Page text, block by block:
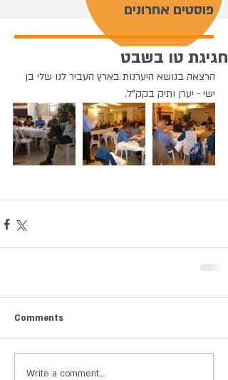
פוסטים אחרונים
חגיגת טו בשבט
הרצאה בנושא היערנות בארץ העביר לנו שלי בן
ישי - יערן ותיק בקק"ל.
Comments
Write a comment...